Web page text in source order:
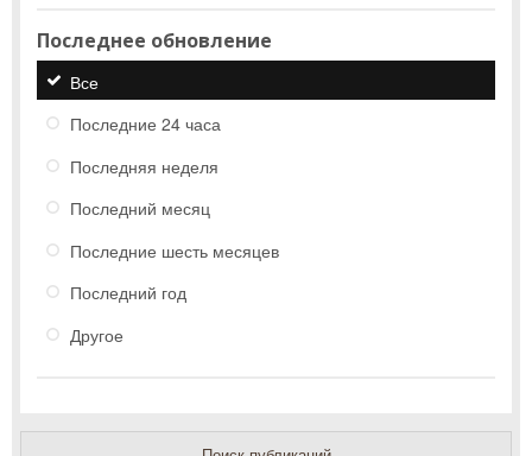
Последнее обновление
Все
Последние 24 часа
Последняя неделя
Последний месяц
Последние шесть месяцев
Последний год
Другое